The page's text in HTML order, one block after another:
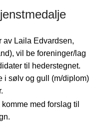
av Laila Edvardsen,
vil be foreninger/lag
til hederstegnet.
i sølv og gull (m/diplom)
med forslag til